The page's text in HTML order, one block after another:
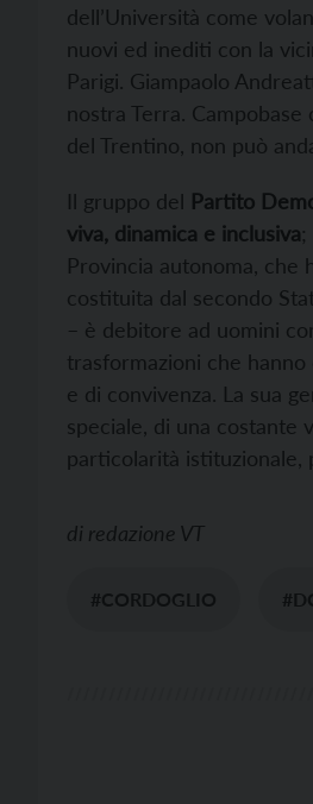
dell’Università come
nuovi ed inediti con la
Parigi. Giampaolo
nostra Terra.
del Trentino, non può
Il gruppo del Partito
viva, dinamica e inclusiva
Provincia autonoma, che
costituita dal secondo
– è debitore ad uomini
trasformazioni che
e di convivenza. La sua
speciale, di una costante
particolarità istituzionale,
di redazione VT
#CORDOGLIO